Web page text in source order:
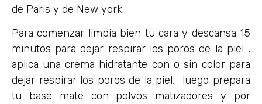
de Paris y de New york.
Para comenzar limpia bien tu cara y descansa 15
minutos para dejar respirar los poros de la piel ,
aplica una crema hidratante con o sin color para
dejar respirar los poros de la piel, luego prepara
tu base mate con polvos matizadores y por